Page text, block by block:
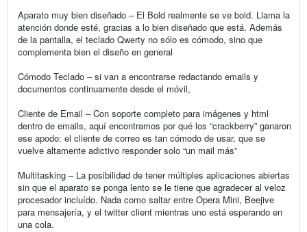
Aparato muy bien diseñado – El Bold realmente se ve bold. Llama la
atención donde esté, gracias a lo bien diseñado que está. Además
de la pantalla, el teclado Qwerty no sólo es cómodo, sino que
complementa bien el diseño en general
Cómodo Teclado – si van a encontrarse redactando emails y
documentos continuamente desde el móvil,
Cliente de Email – Con soporte completo para imágenes y html
dentro de emails, aquí encontramos por qué los “crackberry” ganaron
ese apodo: el cliente de correo es tan cómodo de usar, que se
vuelve altamente adictivo responder solo “un mail más”
Multitasking – La posibilidad de tener múltiples aplicaciones abiertas
sin que el aparato se ponga lento se le tiene que agradecer al veloz
procesador incluído. Nada como saltar entre Opera Mini, Beejive
para mensajería, y el twitter client mientras uno está esperando en
una cola.